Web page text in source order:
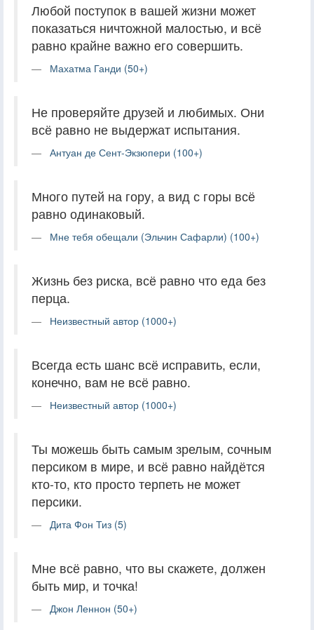
Любой поступок в вашей жизни может
показаться ничтожной малостью, и всё
равно крайне важно его совершить.
Махатма Ганди (50+)
Не проверяйте друзей и любимых. Они
всё равно не выдержат испытания.
Антуан де Сент-Экзюпери (100+)
Много путей на гору, а вид с горы всё
равно одинаковый.
Мне тебя обещали (Эльчин Сафарли) (100+)
Жизнь без риска, всё равно что еда без
перца.
Неизвестный автор (1000+)
Всегда есть шанс всё исправить, если,
конечно, вам не всё равно.
Неизвестный автор (1000+)
Ты можешь быть самым зрелым, сочным
персиком в мире, и всё равно найдётся
кто-то, кто просто терпеть не может
персики.
Дита Фон Тиз (5)
Мне всё равно, что вы скажете, должен
быть мир, и точка!
Джон Леннон (50+)